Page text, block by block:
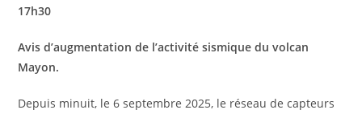
17h30
Avis d’augmentation de l’activité sismique du volcan
Mayon.
Depuis minuit, le 6 septembre 2025, le réseau de capteurs